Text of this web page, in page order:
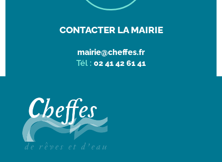
CONTACTER LA MAIRIE
mairie@cheffes.fr
Tél : 02 41 42 61 41